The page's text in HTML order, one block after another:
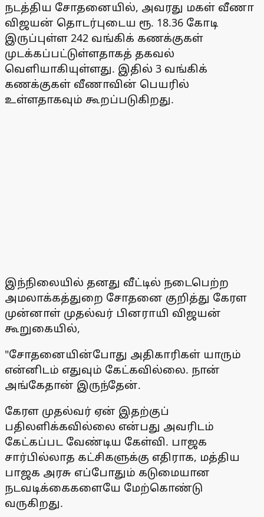
நடத்திய சோதனையில், அவரது மகள் வீணா
விஜயன் தொடர்புடைய ரூ. 18.36 கோடி
இருப்புள்ள 242 வங்கிக் கணக்குகள்
முடக்கப்பட்டுள்ளதாகத் தகவல்
வெளியாகியுள்ளது. இதில் 3 வங்கிக்
கணக்குகள் வீணாவின் பெயரில்
உள்ளதாகவும் கூறப்படுகிறது.
இந்நிலையில் தனது வீட்டில் நடைபெற்ற
அமலாக்கத்துறை சோதனை குறித்து கேரள
முன்னாள் முதல்வர் பினராயி விஜயன்
கூறுகையில்,
"சோதனையின்போது அதிகாரிகள் யாரும்
என்னிடம் எதுவும் கேட்கவில்லை. நான்
அங்கேதான் இருந்தேன்.
கேரள முதல்வர் ஏன் இதற்குப்
பதிலளிக்கவில்லை என்பது அவரிடம்
கேட்கப்பட வேண்டிய கேள்வி. பாஜக
சார்பில்லாத கட்சிகளுக்கு எதிராக, மத்திய
பாஜக அரசு எப்போதும் கடுமையான
நடவடிக்கைகளையே மேற்கொண்டு
வருகிறது.